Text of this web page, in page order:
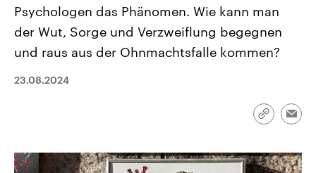
USA
Aktuelle Beiträge, Analysen und
Hintergründe
Wirtschaftlich und militärisch
gehören die Vereinigten Staaten zu
aktuelle Weltgeschehen.
Nahostkonflikt
Aktuelle Lage und
Der Überfall der
Terrororganisation Hamas
Oktober 2023 auf Israel
Audio-Archiv
Psychologen das Phänomen. Wie kann man
der Wut, Sorge und Verzweiflung begegnen
und raus aus der Ohnmachtsfalle kommen?
23.08.2024
Link